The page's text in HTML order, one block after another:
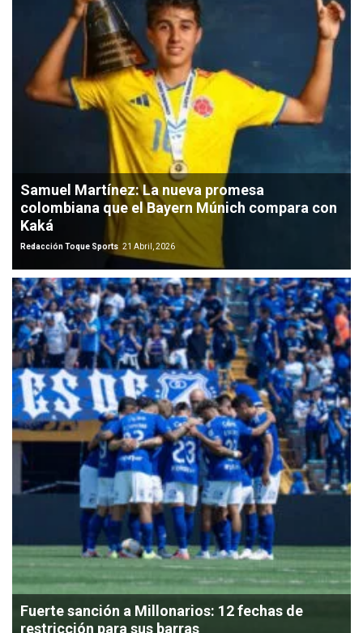
Samuel Martínez: La nueva promesa
colombiana que el Bayern Múnich compara con
Kaká
Redacción Toque Sports 21 Abril, 2026
Fuerte sanción a Millonarios: 12 fechas de
restricción para sus barras